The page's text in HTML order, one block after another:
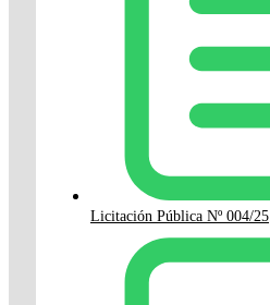
Licitación Pública Nº 004/25